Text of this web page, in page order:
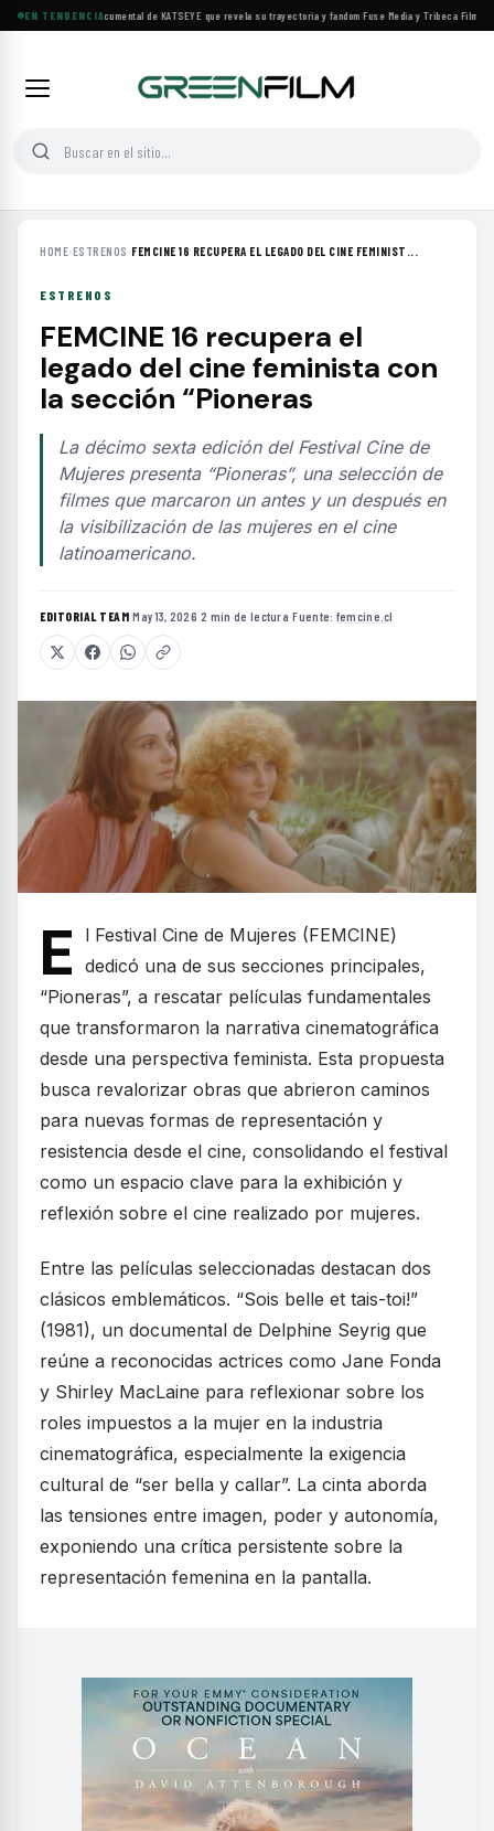
EN TENDENCIA
Llega a cines el documental de KATSEYE que revela su trayectoria y fandom·Fuse Media y Tribeca Films
HOME›ESTRENOS ›FEMCINE 16 RECUPERA EL LEGADO DEL CINE FEMINIST...
ESTRENOS
FEMCINE 16 recupera el
legado del cine feminista con
la sección “Pioneras
La décimo sexta edición del Festival Cine de
Mujeres presenta “Pioneras”, una selección de
filmes que marcaron un antes y un después en
la visibilización de las mujeres en el cine
latinoamericano.
EDITORIAL TEAM·May 13, 2026·2 min de lectura·Fuente: femcine.cl
E
l Festival Cine de Mujeres (FEMCINE)
dedicó una de sus secciones principales,
“Pioneras”, a rescatar películas fundamentales
que transformaron la narrativa cinematográfica
desde una perspectiva feminista. Esta propuesta
busca revalorizar obras que abrieron caminos
para nuevas formas de representación y
resistencia desde el cine, consolidando el festival
como un espacio clave para la exhibición y
reflexión sobre el cine realizado por mujeres.
Entre las películas seleccionadas destacan dos
clásicos emblemáticos. “Sois belle et tais-toi!”
(1981), un documental de Delphine Seyrig que
reúne a reconocidas actrices como Jane Fonda
y Shirley MacLaine para reflexionar sobre los
roles impuestos a la mujer en la industria
cinematográfica, especialmente la exigencia
cultural de “ser bella y callar”. La cinta aborda
las tensiones entre imagen, poder y autonomía,
exponiendo una crítica persistente sobre la
representación femenina en la pantalla.